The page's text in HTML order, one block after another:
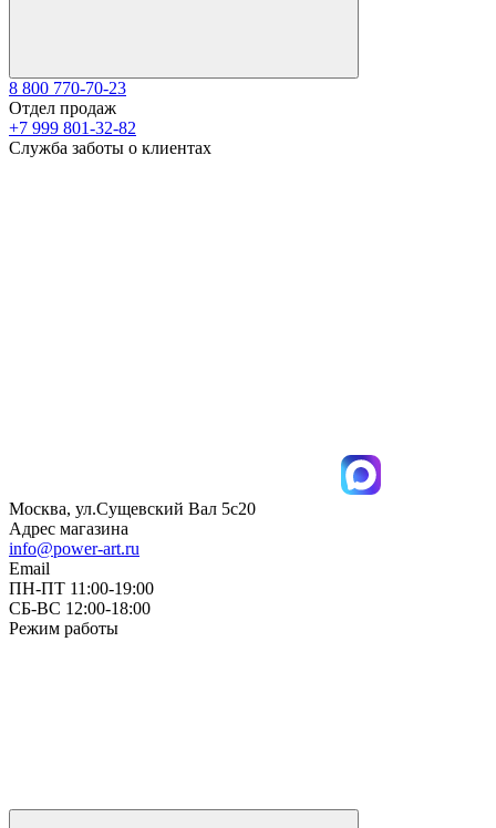
8 800 770-70-23
Отдел продаж
+7 999 801-32-82
Служба заботы о клиентах
Москва, ул.Сущевский Вал 5с20
Адрес магазина
info@power-art.ru
Email
ПН-ПТ 11:00-19:00
СБ-ВС 12:00-18:00
Режим работы